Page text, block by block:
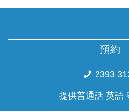
預約
2393
提供普通話 英語